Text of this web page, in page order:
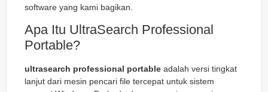
software yang kami bagikan.
Apa Itu UltraSearch Professional
Portable?
ultrasearch professional portable adalah versi tingkat
lanjut dari mesin pencari file tercepat untuk sistem